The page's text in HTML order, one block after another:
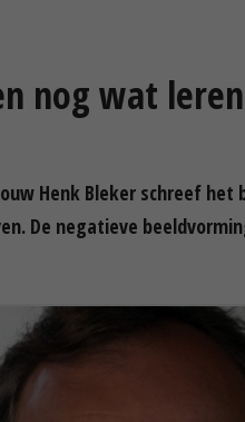
nog wat
Henk Bleker schreef
De negatieve